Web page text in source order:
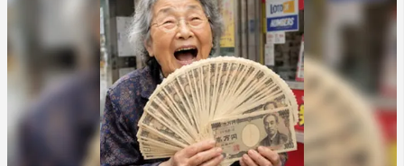
登壇者：菅田将暉、杏、岡田将生、田代輝、斎藤工、吉田
鋼太郎、清水康彦監督
作品情報
「CUBE 一度入ったら、最後」